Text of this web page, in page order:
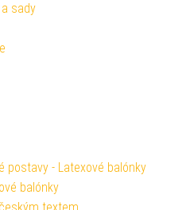
sady
postavy - Latexové balónky
balónky